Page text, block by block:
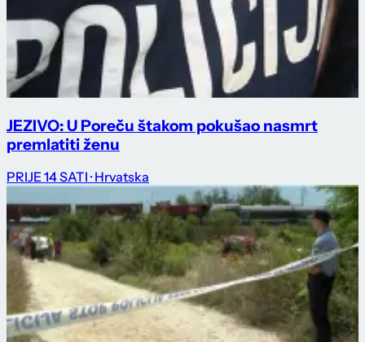
JEZIVO: U Poreču štakom pokušao nasmrt
premlatiti ženu
PRIJE 14 SATI · Hrvatska